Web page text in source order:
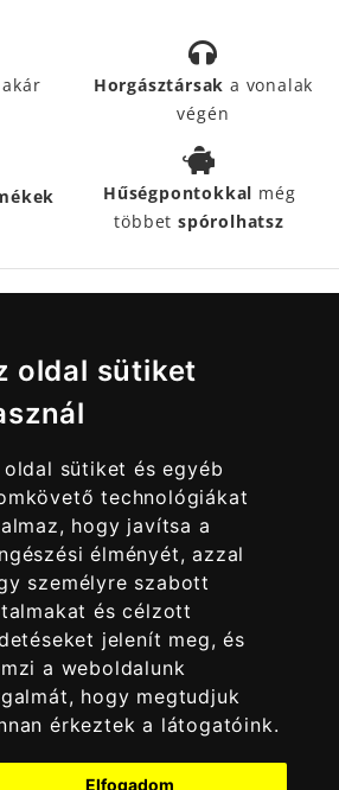
oldal sütiket
oldal sütiket és egyéb
technológiákat
hogy javítsa a
élményét, azzal
személyre szabott
és célzott
jelenít meg, és
a weboldalunk
hogy megtudjuk
érkeztek a látogatóink.
Elfogadom
akár
Horgásztársak a vonalak
végén
Hűségpontokkal még
többetspórolhatsz
SEGÍTIK